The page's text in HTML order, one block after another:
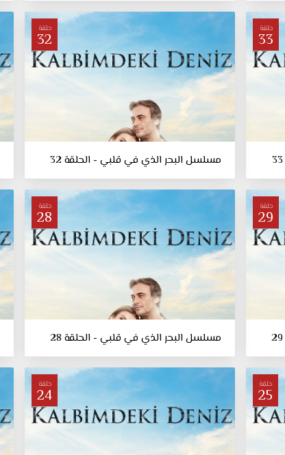
حلقة
33
حلقة
32
مسلسل البحر الذي في قلبي - الحلقة 32
حلقة
29
حلقة
28
مسلسل البحر الذي في قلبي - الحلقة 28
حلقة
25
حلقة
24